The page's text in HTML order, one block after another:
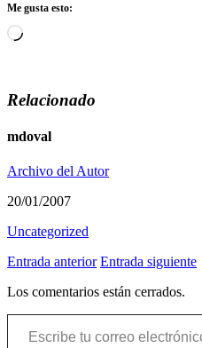
Me gusta esto:
Cargando...
Relacionado
mdoval
Archivo del Autor
20/01/2007
Uncategorized
Entrada anterior Entrada siguiente
Los comentarios están cerrados.
Escribe tu correo electrónico…